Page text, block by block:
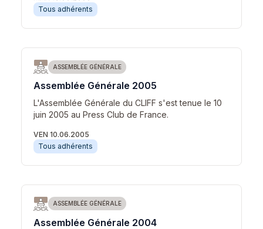
Tous adhérents
ASSEMBLÉE GÉNÉRALE
Assemblée Générale 2005
L'Assemblée Générale du CLIFF s'est tenue le 10
juin 2005 au Press Club de France.
VEN 10.06.2005
Tous adhérents
ASSEMBLÉE GÉNÉRALE
Assemblée Générale 2004